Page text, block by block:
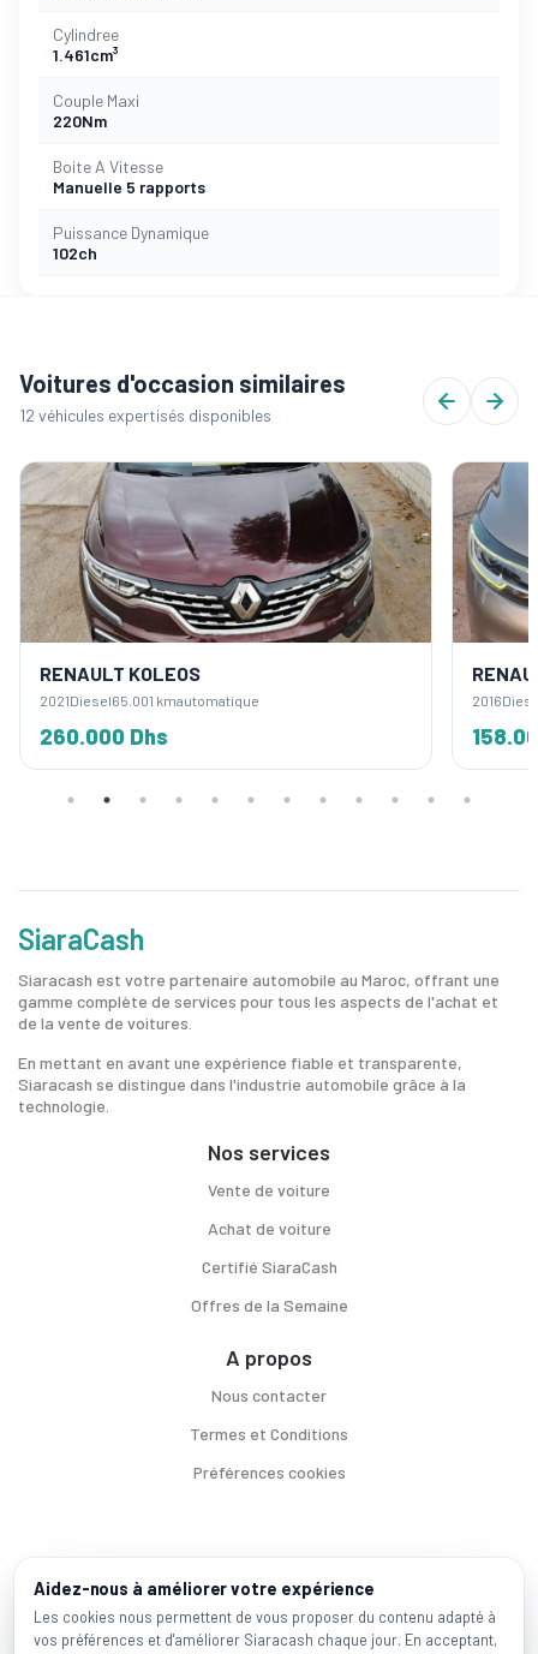
Cylindree
1.461cm³
Couple Maxi
220Nm
Boite A Vitesse
Manuelle 5 rapports
Puissance Dynamique
102ch
Voitures d'occasion similaires
12 véhicules expertisés disponibles
RENAULT KOLEOS
2021Diesel65.001 kmautomatique
260.000 Dhs
2016
SiaraCash
Siaracash est votre partenaire automobile au Maroc, offrant une
gamme complète de services pour tous les aspects de l'achat et
de la vente de voitures.
En mettant en avant une expérience fiable et transparente,
Siaracash se distingue dans l'industrie automobile grâce à la
technologie.
Nos services
Vente de voiture
Achat de voiture
Certifié SiaraCash
Offres de la Semaine
A propos
Nous contacter
Termes et Conditions
Préférences cookies
Voitures par ville
Casablanca | | Mohammadia |Salé | |
Marques populaires
Aidez-nous à améliorer votre expérience
Les cookies nous permettent de vous proposer du contenu adapté à
vos préférences et d'améliorer Siaracash chaque jour. En acceptant,